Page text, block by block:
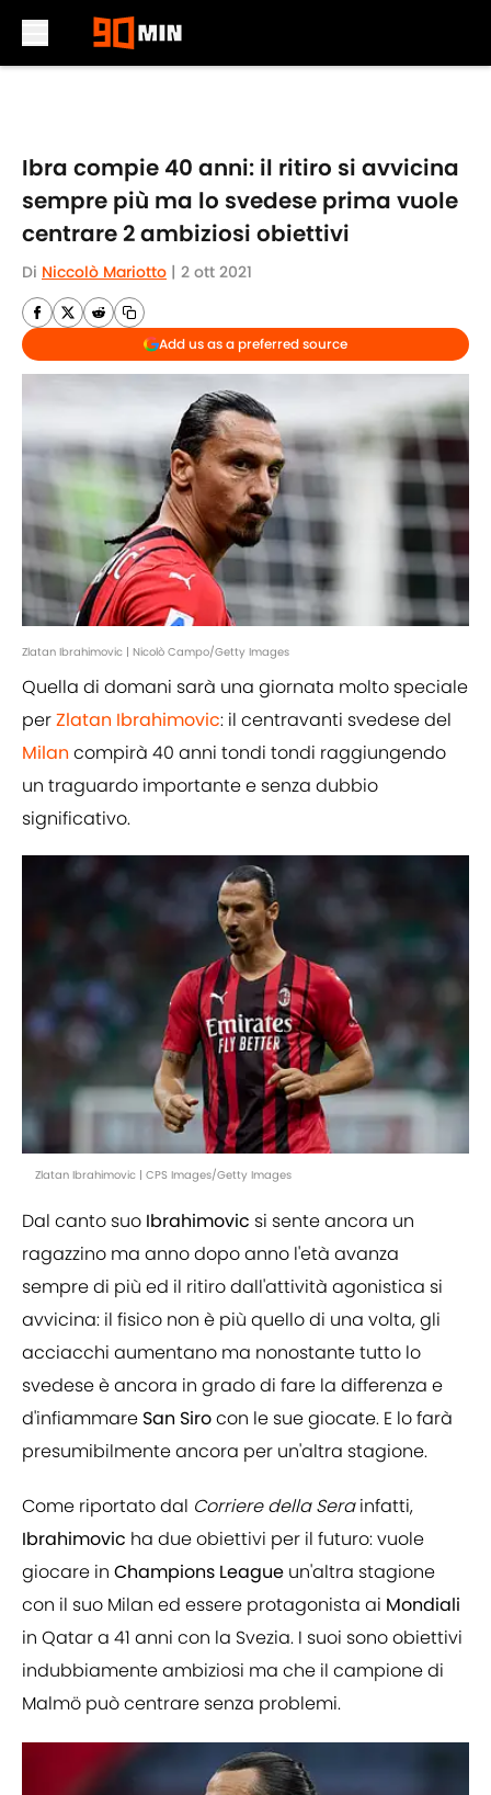
Ibra compie 40 anni: il ritiro si avvicina
sempre più ma lo svedese prima vuole
centrare 2 ambiziosi obiettivi
Di Niccolò Mariotto | 2 ott 2021
Add us as a preferred source
Zlatan Ibrahimovic | Nicolò Campo/Getty Images
Quella di domani sarà una giornata molto speciale
perZlatan Ibrahimovic: il centravanti svedese del
Milan compirà 40 anni tondi tondi raggiungendo
un traguardo importante e senza dubbio
significativo.
Zlatan Ibrahimovic | CPS Images/Getty Images
Dal canto suo Ibrahimovic si sente ancora un
ragazzino ma anno dopo anno l'età avanza
sempre di più ed il ritiro dall'attività agonistica si
avvicina: il fisico non è più quello di una volta, gli
acciacchi aumentano ma nonostante tutto lo
svedese è ancora in grado di fare la differenza e
d'infiammare San Sirocon le sue giocate. E lo farà
presumibilmente ancora per un'altra stagione.
Come riportato dal Corriere della Serainfatti,
Ibrahimovic ha due obiettivi per il futuro: vuole
giocare in Champions League un'altra stagione
con il suo Milan ed essere protagonista ai Mondiali
in Qatar a 41 anni con la Svezia. I suoi sono obiettivi
indubbiamente ambiziosi ma che il campione di
Malmö può centrare senza problemi.